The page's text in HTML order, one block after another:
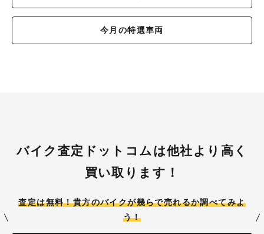
今月の特選車両
バイク査定ドットコムは他社より高く
買い取ります！
査定は無料！貴方のバイクが幾らで売れるか調べてみよ
う！